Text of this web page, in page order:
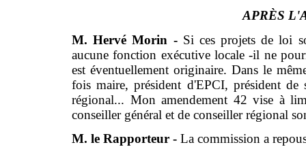
APRÈS
M. Hervé Morin - Si ces projets de loi
aucune fonction exécutive locale -il ne
est éventuellement originaire. Dans le
fois maire, président d'EPCI, président de
régional... Mon amendement 42 vise à
conseiller général et de conseiller régional
M. le Rapporteur - La commission a